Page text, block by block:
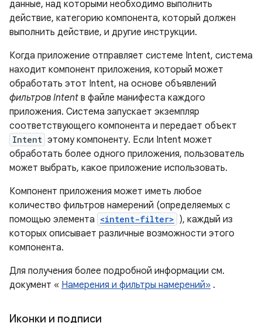
данные, над которыми необходимо выполнить
действие, категорию компонента, который должен
выполнить действие, и другие инструкции.
Когда приложение отправляет системе Intent, система
находит компонент приложения, который может
обработать этот Intent, на основе объявлений
фильтров Intent в файле манифеста каждого
приложения. Система запускает экземпляр
соответствующего компонента и передает объект
Intent этому компоненту. Если Intent может
обработать более одного приложения, пользователь
может выбрать, какое приложение использовать.
Компонент приложения может иметь любое
количество фильтров намерений (определяемых с
помощью элемента <intent-filter> ), каждый из
которых описывает различные возможности этого
компонента.
Для получения более подробной информации см.
документ « Намерения и фильтры намерений» .
Иконки и подписи